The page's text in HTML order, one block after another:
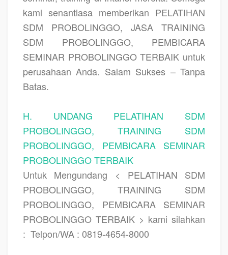
kami senantiasa memberikan PELATIHAN
SDM PROBOLINGGO, JASA TRAINING
SDM PROBOLINGGO, PEMBICARA
SEMINAR PROBOLINGGO TERBAIK untuk
perusahaan Anda. Salam Sukses – Tanpa
Batas.
H. UNDANG PELATIHAN SDM
PROBOLINGGO, TRAINING SDM
PROBOLINGGO, PEMBICARA SEMINAR
PROBOLINGGO TERBAIK
Untuk Mengundang < PELATIHAN SDM
PROBOLINGGO, TRAINING SDM
PROBOLINGGO, PEMBICARA SEMINAR
PROBOLINGGO TERBAIK > kami silahkan
: Telpon/WA : 0819-4654-8000